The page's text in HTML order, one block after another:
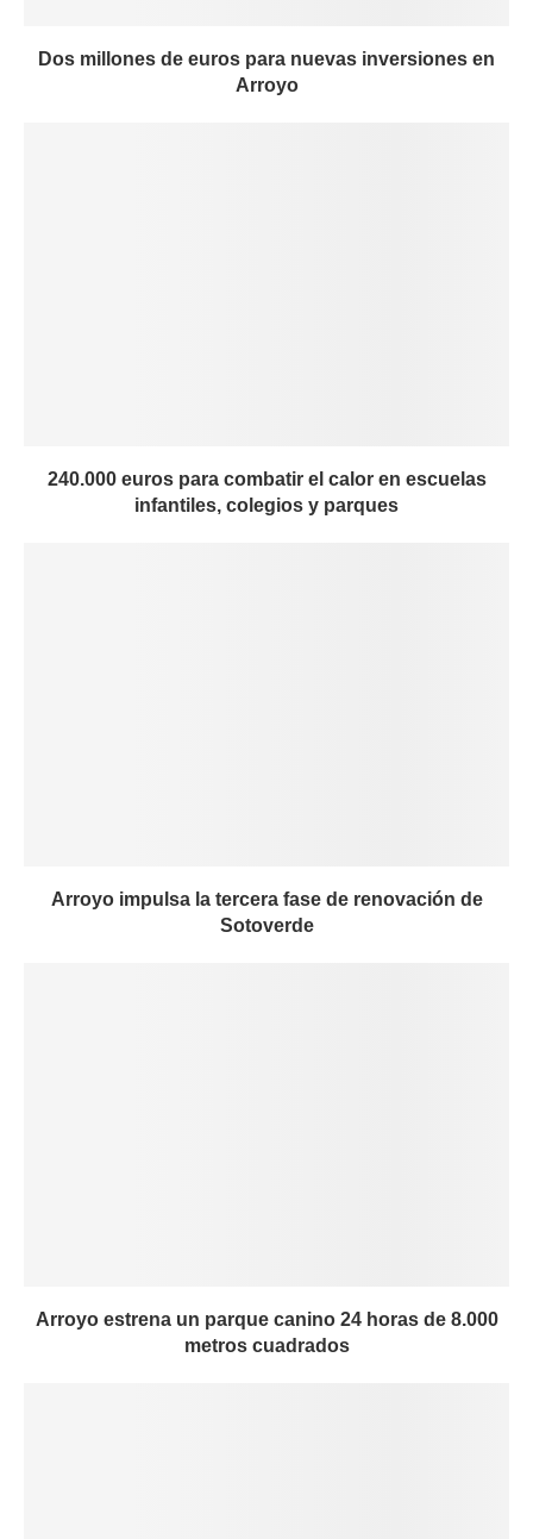
Dos millones de euros para nuevas inversiones en
Arroyo
240.000 euros para combatir el calor en escuelas
infantiles, colegios y parques
Arroyo impulsa la tercera fase de renovación de
Sotoverde
Arroyo estrena un parque canino 24 horas de 8.000
metros cuadrados